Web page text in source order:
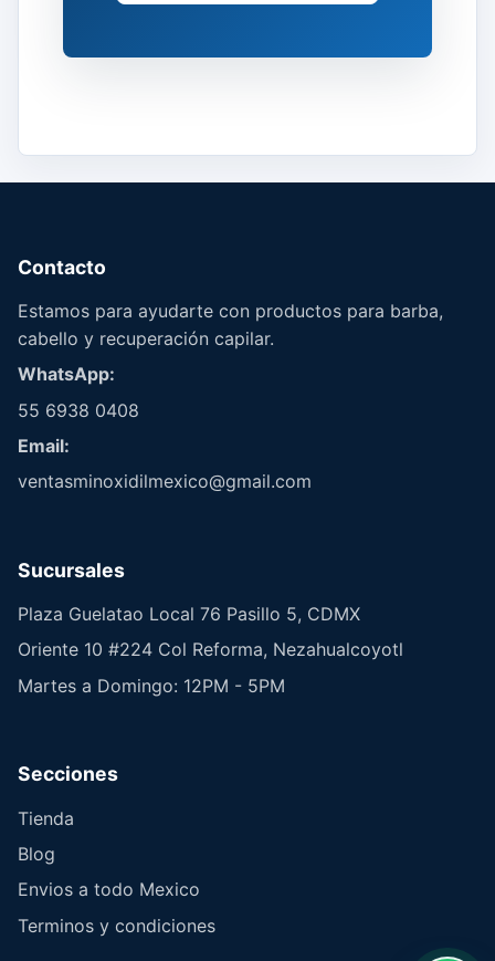
Contacto
Estamos para ayudarte con productos para barba,
cabello y recuperación capilar.
WhatsApp:
55 6938 0408
Email:
ventasminoxidilmexico@gmail.com
Sucursales
Plaza Guelatao Local 76 Pasillo 5, CDMX
Oriente 10 #224 Col Reforma, Nezahualcoyotl
Martes a Domingo: 12PM - 5PM
Secciones
Tienda
Blog
Envios a todo Mexico
Terminos y condiciones